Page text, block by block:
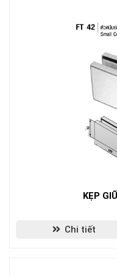
KẸP
Chi tiết